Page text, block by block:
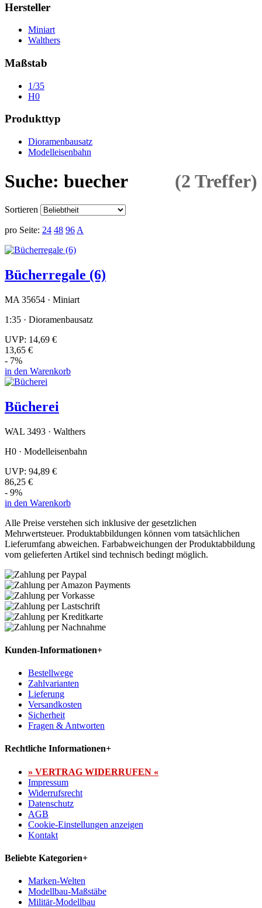
Hersteller
Miniart
Walthers
Maßstab
1/35
H0
Produkttyp
Dioramenbausatz
Modelleisenbahn
Suche: buecher (2 Treffer)
Sortieren
pro Seite: 24 48 96 A
Bücherregale (6)
MA 35654 · Miniart
1:35 · Dioramenbausatz
UVP: 14,69 €
13,65 €
- 7%
in den Warenkorb
Bücherei
WAL 3493 · Walthers
H0 · Modelleisenbahn
UVP: 94,89 €
86,25 €
- 9%
in den Warenkorb
Alle Preise verstehen sich inklusive der gesetzlichen
Mehrwertsteuer. Produktabbildungen können vom tatsächlichen
Lieferumfang abweichen. Farbabweichungen der Produktabbildung
vom gelieferten Artikel sind technisch bedingt möglich.
Kunden-Informationen+
Bestellwege
Zahlvarianten
Lieferung
Versandkosten
Sicherheit
Fragen & Antworten
Rechtliche Informationen+
» VERTRAG WIDERRUFEN «
Impressum
Widerrufsrecht
Datenschutz
AGB
Cookie-Einstellungen anzeigen
Kontakt
Beliebte Kategorien+
Marken-Welten
Modellbau-Maßstäbe
Militär-Modellbau